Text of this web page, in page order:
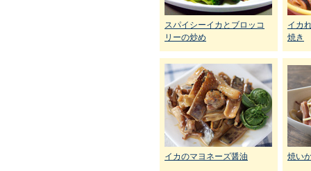
スパイシーイカとブロッコ
リーの炒め
イカ
焼き
イカのマヨネーズ醤油 焼い